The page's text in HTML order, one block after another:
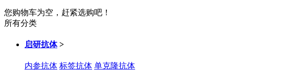
您购物车为空，赶紧选购吧！
所有分类
启研抗体 >
内参抗体 标签抗体 单克隆抗体